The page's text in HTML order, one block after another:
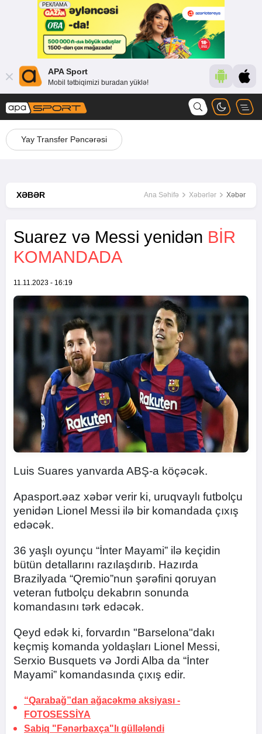
APA Sport
Mobil tətbiqimizi buradan yüklə!
Yay Transfer Pəncərəsi
XƏBƏR Ana Səhifə Xəbərlər Xəbər
Suarez və Messi yenidən BIR
KOMANDADA
11.11.2023 - 16:19
Luis Suares yanvarda ABŞ-a köçəcək.
Apasport.əaz xəbər verir ki, uruqvaylı futbolçu
yenidən Lionel Messi ilə bir komandada çıxış
edəcək.
36 yaşlı oyunçu “İnter Mayami” ilə keçidin
bütün detallarını razılaşdırıb. Hazırda
Brazilyada “Qremio”nun şərəfini qoruyan
veteran futbolçu dekabrın sonunda
komandasını tərk edəcək.
Qeyd edək ki, forvardın "Barselona"dakı
keçmiş komanda yoldaşları Lionel Messi,
Serxio Busquets və Jordi Alba da “İnter
Mayami” komandasında çıxış edir.
“Qarabağ”dan ağacəkmə aksiyası -
FOTOSESSİYA
Sabiq "Fənərbaxça"lı güllələndi